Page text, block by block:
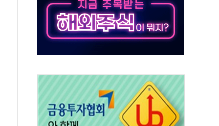
태양광주 급등
도 놀랍지 않아"
양광 착공…여의도 1.6배 규모